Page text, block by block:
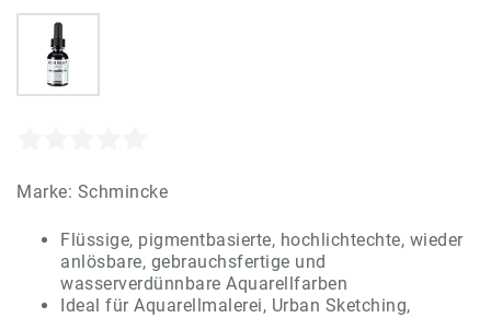
Marke: Schmincke
Flüssige, pigmentbasierte, hochlichtechte, wieder
anlösbare, gebrauchsfertige und
wasserverdünnbare Aquarellfarben
Ideal für Aquarellmalerei, Urban Sketching,